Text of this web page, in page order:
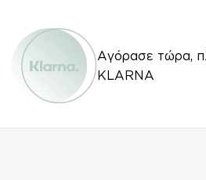
Αγόρασε τώρα,
KLARNA